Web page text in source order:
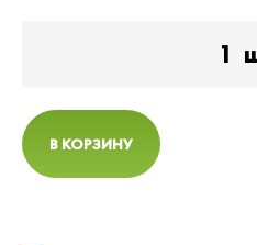
1
В КОРЗИНУ